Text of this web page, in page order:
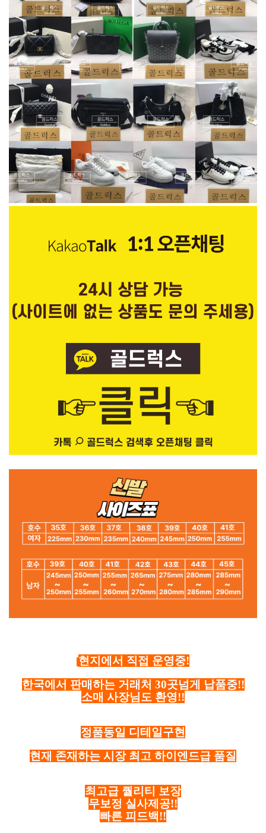
현지에서 직접 운영중!
한국에서 판매하는 거래처 30곳넘게 납품중!!
소매 사장님도 환영!!
정품동일 디테일구현
현재 존재하는 시장 최고 하이엔드급 품질
최고급 퀄리티 보장
무보정 실사제공!!
빠른 피드백!!